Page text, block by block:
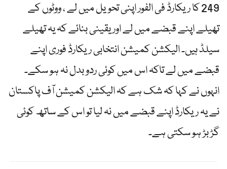
249 کا ریکارڈ فی الفور اپنی تحویل میں لے ، ووٹوں کے
تھیلے اپنے قبضے میں لے اور یقینی بنائے کہ یہ تھیلے
سیلڈ ہیں۔ الیکشن کمیشن انتخابی ریکارڈ فوری اپنے
قبضے میں لے تاکہ اس میں کوئی ردو بدل نہ ہو سکے۔
انہوں نے کہا کہ شک ہے کہ الیکشن کمیشن آف پاکستان
نے یہ ریکارڈ اپنے قبضے میں نہ لیا تو اس کے ساتھ کوئی
گڑ بڑ ہو سکتی ہے۔